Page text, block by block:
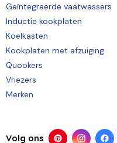
Geïntegreerde vaatwassers
Inductie kookplaten
Koelkasten
Kookplaten met afzuiging
Quookers
Vriezers
Merken
Volg ons